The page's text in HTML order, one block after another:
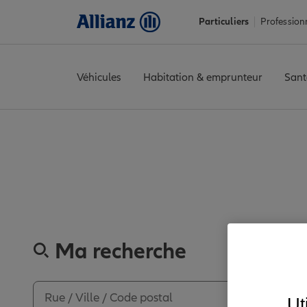
Particuliers
Véhicules Habitation & emprunteur
Ma recherche